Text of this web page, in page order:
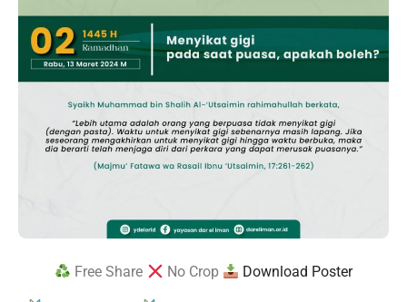
Free Share No Crop Download Poster